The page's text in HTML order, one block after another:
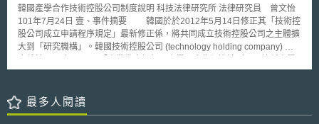
地區專利申請和專利維護的形式程序；1978年生效的《專利合作條約》則
是提高締約國的專利申請程序一致性。儘管《專利法條約》締和《專利合作
條約》是兩個獨立的條約，都是WIPO之協定，相輔相成，健全世界專利體
系─《專利法條約》締約國在修改內國法規以符合要求後，會更趨近於《專
利合作條約》改善專利申請程序的理想。
韓國產學合作技術控股公司制度說明 科技法律研究所 法律研究員 曾文怡
101年7月24日 壹、事件摘要 韓國於於2012年5月14日修正其「技術控
股公司成立申請程序規定」最新修正係，將共同成立技術控股公司之主體擴
大到「研究機構」。韓國技術控股公司 (technology holding company) 制
研合作促進法）」修法所新增之制度。為落實產學研合作促進法，韓國教育
會」，同年8月，並依據「產業教育振興及產學研合作促進法施行規則」第3
條第5項，制訂公告「技術控股公司成立申請程序規定」。截至2012年5月
最多人閱讀